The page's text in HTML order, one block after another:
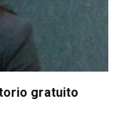
gratuito